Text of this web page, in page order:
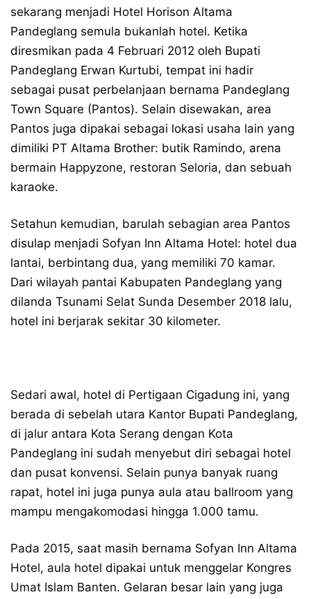
sekarang menjadi Hotel Horison Altama
Pandeglang semula bukanlah hotel. Ketika
diresmikan pada 4 Februari 2012 oleh Bupati
Pandeglang Erwan Kurtubi, tempat ini hadir
sebagai pusat perbelanjaan bernama Pandeglang
Town Square (Pantos). Selain disewakan, area
Pantos juga dipakai sebagai lokasi usaha lain yang
dimiliki PT Altama Brother: butik Ramindo, arena
bermain Happyzone, restoran Seloria, dan sebuah
karaoke.
Setahun kemudian, barulah sebagian area Pantos
disulap menjadi Sofyan Inn Altama Hotel: hotel dua
lantai, berbintang dua, yang memiliki 70 kamar.
Dari wilayah pantai Kabupaten Pandeglang yang
dilanda Tsunami Selat Sunda Desember 2018 lalu,
hotel ini berjarak sekitar 30 kilometer.
Sedari awal, hotel di Pertigaan Cigadung ini, yang
berada di sebelah utara Kantor Bupati Pandeglang,
di jalur antara Kota Serang dengan Kota
Pandeglang ini sudah menyebut diri sebagai hotel
dan pusat konvensi. Selain punya banyak ruang
rapat, hotel ini juga punya aula atau ballroom yang
mampu mengakomodasi hingga 1.000 tamu.
Pada 2015, saat masih bernama Sofyan Inn Altama
Hotel, aula hotel dipakai untuk menggelar Kongres
Umat Islam Banten. Gelaran besar lain yang juga